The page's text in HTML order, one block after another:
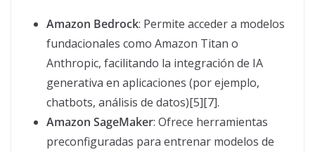
Amazon Bedrock: Permite acceder a modelos
fundacionales como Amazon Titan o
Anthropic, facilitando la integración de IA
generativa en aplicaciones (por ejemplo,
chatbots, análisis de datos)[5][7].
Amazon SageMaker: Ofrece herramientas
preconfiguradas para entrenar modelos de